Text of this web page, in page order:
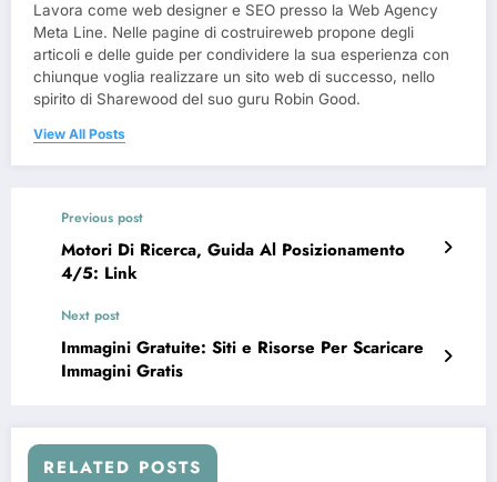
Lavora come web designer e SEO presso la Web Agency
Meta Line. Nelle pagine di costruireweb propone degli
articoli e delle guide per condividere la sua esperienza con
chiunque voglia realizzare un sito web di successo, nello
spirito di Sharewood del suo guru Robin Good.
View All Posts
Previous post
Motori Di Ricerca, Guida Al Posizionamento
4/5: Link
Next post
Immagini Gratuite: Siti e Risorse Per Scaricare
Immagini Gratis
RELATED POSTS